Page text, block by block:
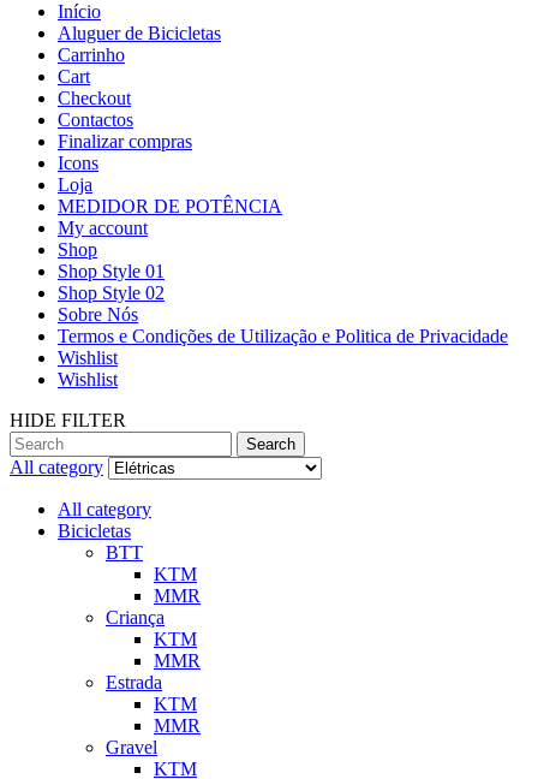
Início
Aluguer de Bicicletas
Carrinho
Cart
Checkout
Contactos
Finalizar compras
Icons
Loja
MEDIDOR DE POTÊNCIA
My account
Shop
Shop Style 01
Shop Style 02
Sobre Nós
Termos e Condições de Utilização e Politica de Privacidade
Wishlist
Wishlist
HIDE FILTER
Search
All category
All category
Bicicletas
BTT
KTM
MMR
Criança
KTM
MMR
Estrada
KTM
MMR
Gravel
KTM